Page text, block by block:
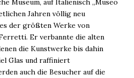
Museum, auf Italienisch „Museo
Jahren völlig neu
der größten Werke von
Er verbannte die alten
die Kunstwerke bis dahin
Glas und raffiniert
auch die Besucher auf die